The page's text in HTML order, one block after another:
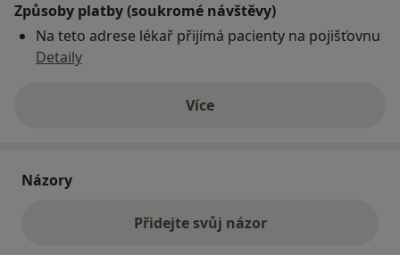
Způsoby platby (soukromé návštěvy)
Na teto adrese lékař přijímá pacienty na pojišťovnu
Detaily
Víceo adrese
Názory
Přidejte svůj názor